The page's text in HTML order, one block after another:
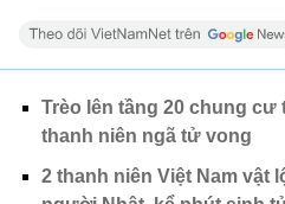
Trèo lên tầng 20 chung cư
thanh niên ngã tử vong
2 thanh niên Việt Nam vật